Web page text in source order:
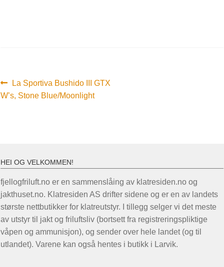
Innleggsnavigasjon
Forrige
innlegg:
La Sportiva Bushido III GTX
W’s, Stone Blue/Moonlight
HEI OG VELKOMMEN!
fjellogfriluft.no er en sammenslåing av klatresiden.no og
jakthuset.no. Klatresiden AS drifter sidene og er en av landets
største nettbutikker for klatreutstyr. I tillegg selger vi det meste
av utstyr til jakt og friluftsliv (bortsett fra registreringspliktige
våpen og ammunisjon), og sender over hele landet (og til
utlandet). Varene kan også hentes i butikk i Larvik.